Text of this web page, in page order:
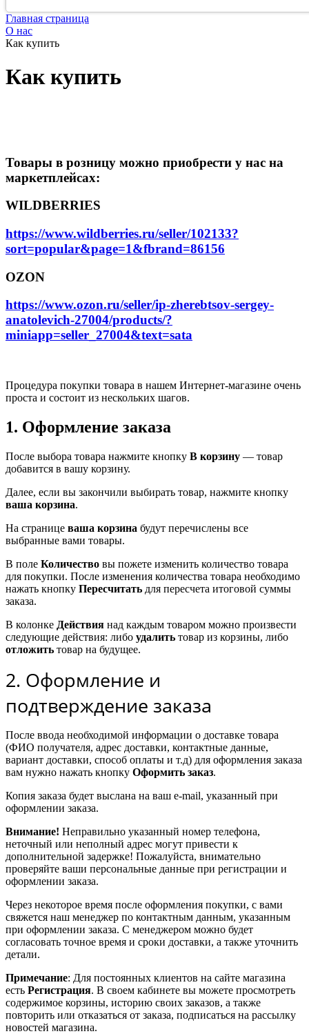
Главная страница
О нас
Как купить
Как купить
Товары в розницу можно приобрести у нас на
маркетплейсах:
WILDBERRIES
https://www.wildberries.ru/seller/102133?
sort=popular&page=1&fbrand=86156
OZON
https://www.ozon.ru/seller/ip-zherebtsov-sergey-
anatolevich-27004/products/?
miniapp=seller_27004&text=sata
Процедура покупки товара в нашем Интернет-магазине очень
проста и состоит из нескольких шагов.
1. Оформление заказа
После выбора товара нажмите кнопку В корзину — товар
добавится в вашу корзину.
Далее, если вы закончили выбирать товар, нажмите кнопку
ваша корзина.
На странице ваша корзина будут перечислены все
выбранные вами товары.
В поле Количество вы пожете изменить количество товара
для покупки. После изменения количества товара необходимо
нажать кнопку Пересчитать для пересчета итоговой суммы
заказа.
В колонке Действия над каждым товаром можно произвести
следующие действия: либо удалить товар из корзины, либо
отложить товар на будущее.
2. Оформление и
подтверждение заказа
После ввода необходимой информации о доставке товара
(ФИО получателя, адрес доставки, контактные данные,
вариант доставки, способ оплаты и т.д) для оформления заказа
вам нужно нажать кнопку Оформить заказ.
Копия заказа будет выслана на ваш e-mail, указанный при
оформлении заказа.
Внимание! Неправильно указанный номер телефона,
неточный или неполный адрес могут привести к
дополнительной задержке! Пожалуйста, внимательно
проверяйте ваши персональные данные при регистрации и
оформлении заказа.
Через некоторое время после оформления покупки, с вами
свяжется наш менеджер по контактным данным, указанным
при оформлении заказа. С менеджером можно будет
согласовать точное время и сроки доставки, а также уточнить
детали.
Примечание: Для постоянных клиентов на сайте магазина
есть Регистрация. В своем кабинете вы можете просмотреть
содержимое корзины, историю своих заказов, а также
повторить или отказаться от заказа, подписаться на рассылку
новостей магазина.